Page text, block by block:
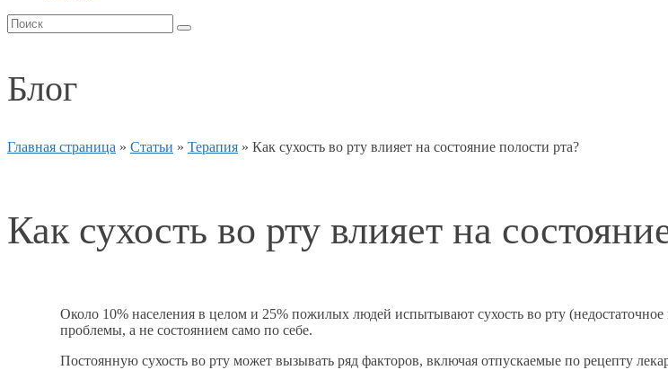
Блог
Главная страница » Статьи » Терапия » Как сухость во рту влияет на состояние полости рта?
Как сухость во рту влияет на
Около 10% населения в целом и 25% пожилых людей испытывают сухость во рту
проблемы, а не состоянием само по себе.
Постоянную сухость во рту может вызывать ряд факторов, включая отпускаемые по рецепту